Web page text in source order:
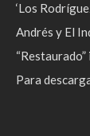
‘Los
Andrés y El
Para